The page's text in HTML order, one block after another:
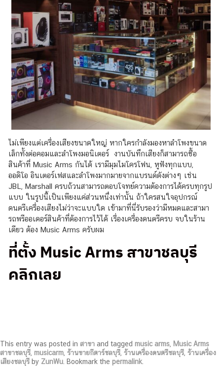
ไม่เพียงแต่เครื่องเสียงขนาดใหญ่ หากใครกำลังมองหาลำโพงขนาด
เล็กทั้งต่อคอมและลำโพงมอนิเตอร์ งานบันทึกเสียงก็สามารถซื้อ
สินค้าที่ Music Arms กันได้ เรามีมุมไมโครโฟน, หูฟังทุกแบบ,
ออดิโอ อินเตอร์เฟสและลำโพงมากมายจากแบรนด์ดังต่างๆ เช่น
JBL, Marshall ครบถ้วนสามารถตอบโจทย์ความต้องการได้ครบทุกรูป
แบบ ในรูปนี้เป็นเพียงแค่ส่วนหนึ่งเท่านั้น ถ้าใครสนใจอุปกรณ์
ดนตรีเครื่องเสียงไม่ว่าจะแบบใด เข้ามาที่นี่รับรองว่ามีหมดและสามา
รถพรีออเดอร์สินค้าที่ต้องการไว้ได้ เรื่องเครื่องดนตรีครบ จบในร้าน
เดียว ต้อง Music Arms ครับผม
ที่ตั้ง Music Arms สาขาชลบุรี
คลิกเลย
This entry was posted in สาขา and tagged music arms Music Arms
สาขาชลบุรี musicarm ร้านขายกีตาร์ชลบุรี ร้านเครื่องดนตรีชลบุรี ร้านเครื่อง
เสียงชลบุรี by ZunWu . Bookmark the permalink